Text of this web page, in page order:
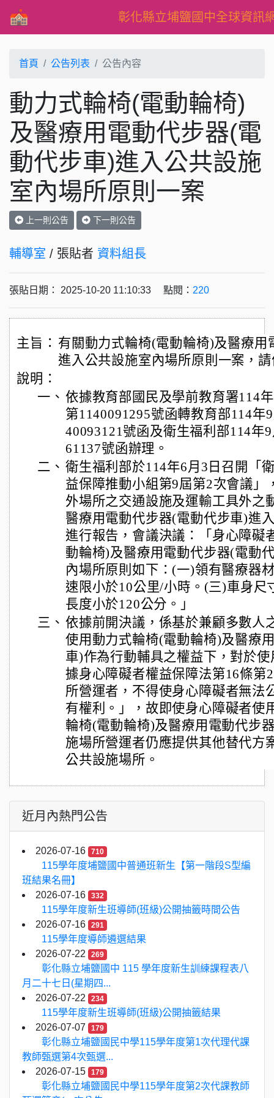
彰化縣立埔鹽國中全球資訊
首頁 公告列表 公告內容
動力式輪椅(電動輪椅)
及醫療用電動代步器(電
動代步車)進入公共設施
室內場所原則一案
上一則公告 下一則公告
輔導室 / 張貼者 資料組長
張貼日期： 2025-10-20 11:10:33 點閱： 220
主旨： 有關動力式輪椅(電動輪椅)及醫療用
進入公共設施室內場所原則一案，
說明：
一、 依據教育部國民及學前教育署114
第1140091295號函轉教育部114年
40093121號函及衛生福利部114年
61137號函辦理。
二、 衛生福利部於114年6月3日召開「
益保障推動小組第9屆第2次會議」
外場所之交通設施及運輸工具外之
醫療用電動代步器(電動代步車)進
進行報告，會議決議：「身心障礙
動輪椅)及醫療用電動代步器(電動
內場所原則如下：(一)領有醫療器
速限小於10公里/小時。(三)車身尺
長度小於120公分。」
三、 依據前開決議，係基於兼顧多數人
使用動力式輪椅(電動輪椅)及醫療
車)作為行動輔具之權益下，對於
據身心障礙者權益保障法第16條第
所營運者，不得使身心障礙者無法
有權利。」，故即使身心障礙者使
輪椅(電動輪椅)及醫療用電動代步
施場所營運者仍應提供其他替代方
公共設施場所。
近月內熱門公告
2026-07-16 710
115學年度埔鹽國中普通班新生【第一階段S型編
班結果名冊】
2026-07-16
332
115學年度新生班導師(班級)公開抽籤時間公告
2026-07-16
291
115學年度導師遴選結果
2026-07-22
269
彰化縣立埔鹽國中 115 學年度新生訓練課程表八
月二十七日(星期四...
2026-07-22
234
115學年度新生班導師(班級)公開抽籤結果
2026-07-07
179
彰化縣立埔鹽國民中學115學年度第1次代理代課
教師甄選第4次甄選...
2026-07-15
179
彰化縣立埔鹽國民中學115學年度第2次代課教師